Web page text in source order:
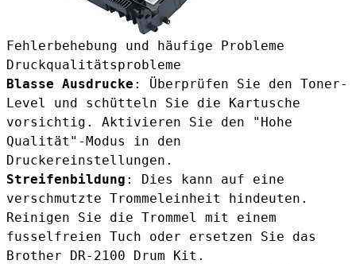
Fehlerbehebung und häufige Probleme
Druckqualitätsprobleme
Blasse Ausdrucke : Überprüfen Sie den Toner-
Level und schütteln Sie die Kartusche
vorsichtig. Aktivieren Sie den "Hohe
Qualität"-Modus in den
Druckereinstellungen.
Streifenbildung : Dies kann auf eine
verschmutzte Trommeleinheit hindeuten.
Reinigen Sie die Trommel mit einem
fusselfreien Tuch oder ersetzen Sie das
Brother DR-2100 Drum Kit .